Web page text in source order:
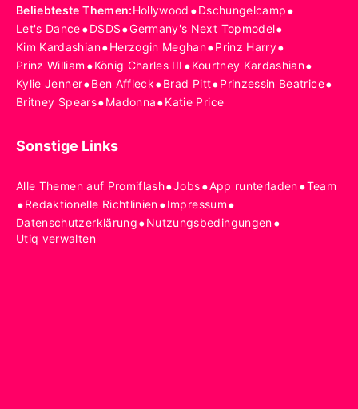
Beliebteste Themen:Hollywood •Dschungelcamp•
Let's Dance•DSDS•Germany's Next Topmodel•
Kim Kardashian•Herzogin Meghan•Prinz Harry•
Prinz William •König Charles III •Kourtney Kardashian•
Kylie Jenner•Ben Affleck•Brad Pitt•Prinzessin Beatrice•
Britney Spears•Madonna•Katie Price
Sonstige Links
Alle Themen auf Promiflash•Jobs•App runterladen•Team
•Redaktionelle Richtlinien•Impressum•
Datenschutzerklärung•Nutzungsbedingungen•
Utiq verwalten